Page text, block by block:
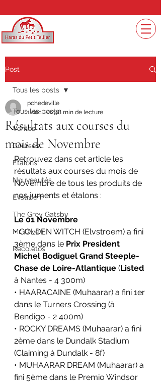
Post
Tous les posts
Ventes
Courses
Etalons
Nouveautés
Evstroem
The Grey Gatsby
Mr. Owen
Recoletos
Tous les posts
Résultats aux courses du
mois de Novembre
pchedeville
1 déc. 20238 min de lecture
Retrouvez dans cet article les
résultats aux courses du mois de
Novembre de tous les produits de
nos juments et étalons :
Le 01 Novembre
• GOLDEN WITCH (Elvstroem) a fini
3ème dans le Prix President
Michel Bodiguel Grand Steeple-
Chase de Loire-Atlantique (Listed
à Nantes - 4 300m)
• HAARACAINE (Muhaarar) a fini 1er
dans le Turners Crossing (à
Bendigo - 2 400m)
• ROCKY DREAMS (Muhaarar) a fini
2ème dans le Dundalk Stadium
(Claiming à Dundalk - 8f)
• MUHAARAR DREAM (Muhaarar) a
fini 5ème dans le Premio Windsor